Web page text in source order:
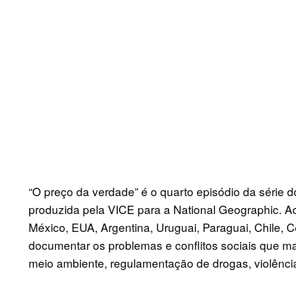
“O preço da verdade” é o quarto episódio da série
produzida pela VICE para a National Geographic.
México, EUA, Argentina, Uruguai, Paraguai, Chile,
documentar os problemas e conflitos sociais que
meio ambiente, regulamentação de drogas,